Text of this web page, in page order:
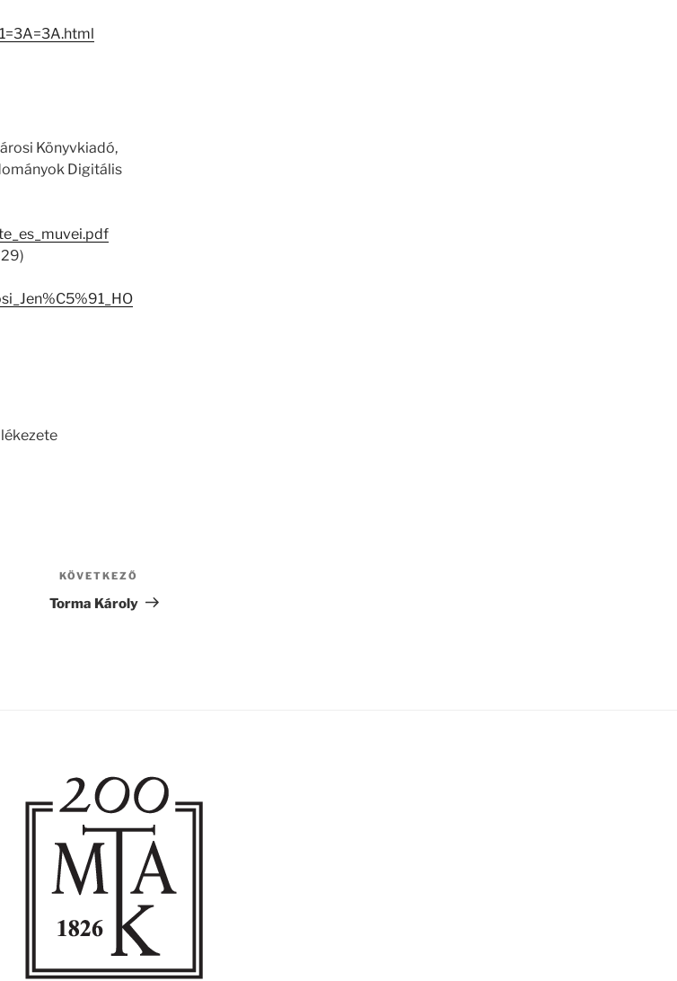
Könyvkiadó,
Digitális
bejegyzés
KÖVETKEZŐ
Torma Károly